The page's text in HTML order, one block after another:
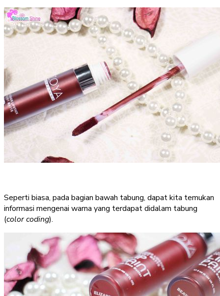
Seperti biasa, pada bagian bawah tabung, dapat kita temukan
informasi mengenai warna yang terdapat didalam tabung
(color coding).